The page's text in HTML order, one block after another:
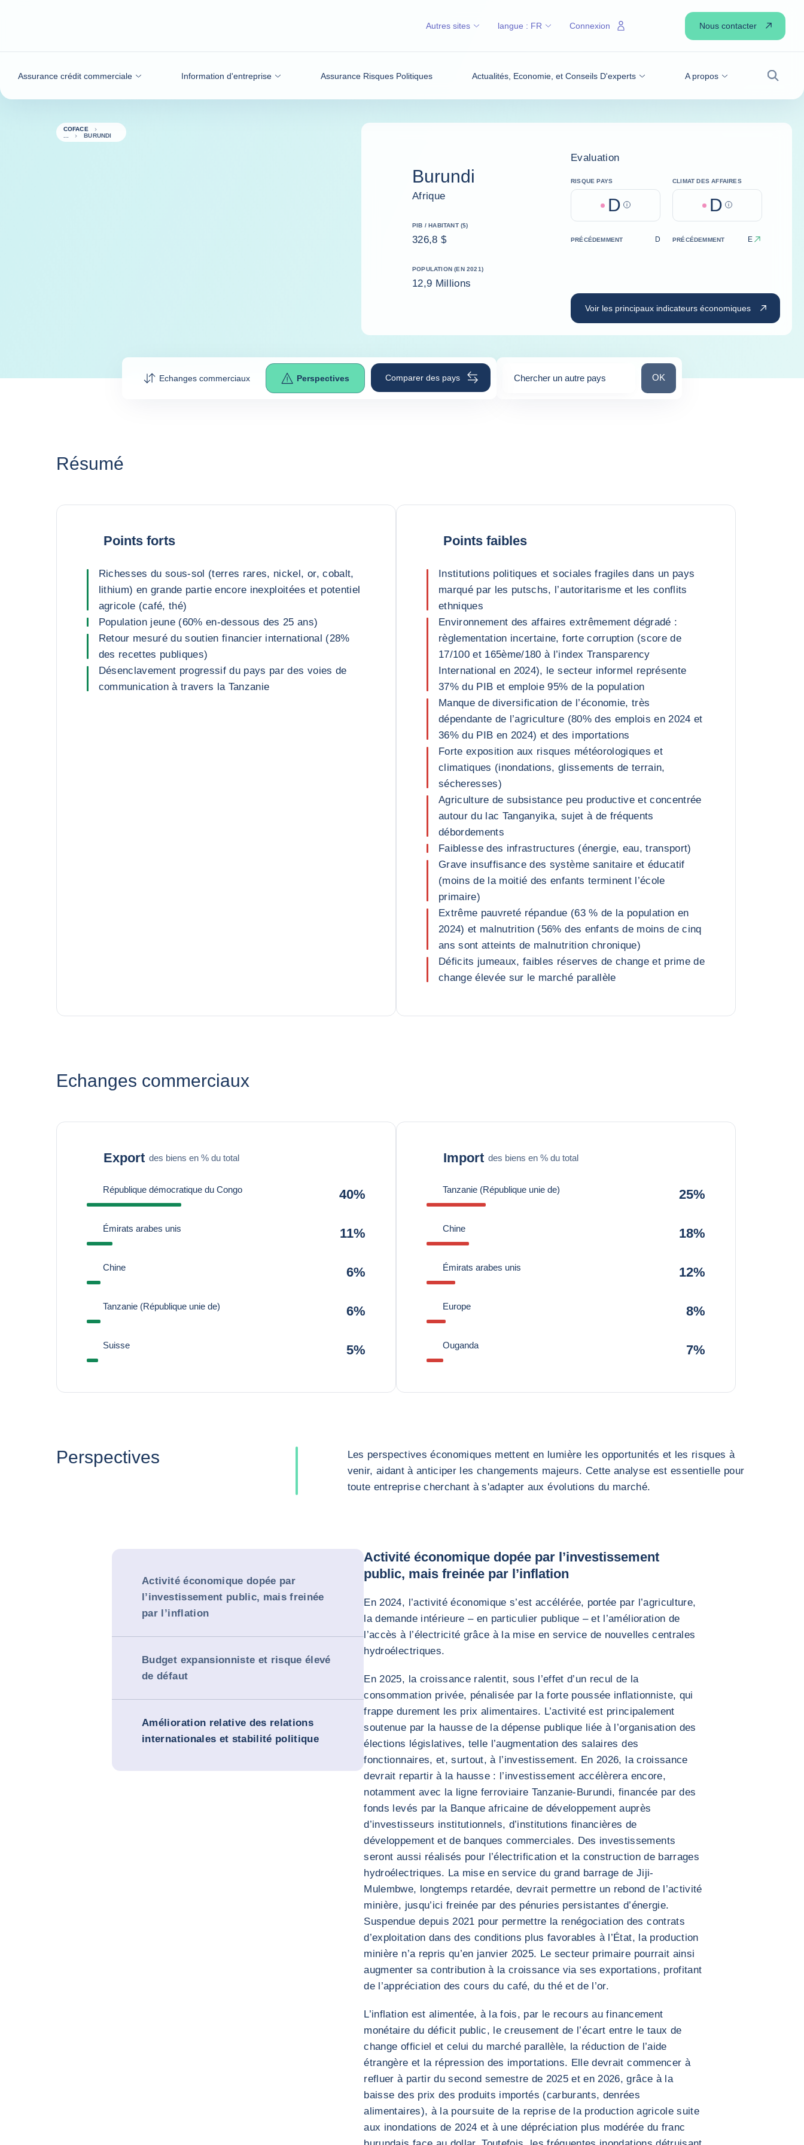
Assurance crédit commerciale Information d'entreprise Assurance Risques Politiques Actualités, Economie, et Conseils D'experts A propos
Autres sites langue : FR Connexion Nous contacter
COFACE
BURUNDI
Burundi
Afrique
PIB / HABITANT ($)
326,8 $
POPULATION (EN 2021)
12,9 Millions
Evaluation
RISQUE PAYS
D Help
CLIMAT DES AFFAIRES
D Help
PRÉCÉDEMMENT D PRÉCÉDEMMENT E
Voir les principaux indicateurs économiques
Echanges commerciaux Perspectives Comparer des pays Chercher un autre pays Chercher un autre pays
OK
Résumé
Points forts
Richesses du sous-sol (terres rares, nickel, or, cobalt,
lithium) en grande partie encore inexploitées et potentiel
agricole (café, thé)
Population jeune (60% en-dessous des 25 ans)
Retour mesuré du soutien financier international (28%
des recettes publiques)
Désenclavement progressif du pays par des voies de
communication à travers la Tanzanie
Points faibles
Institutions politiques et sociales fragiles dans un pays
marqué par les putschs, l’autoritarisme et les conflits
ethniques
Environnement des affaires extrêmement dégradé :
règlementation incertaine, forte corruption (score de
17/100 et 165ème/180 à l’index Transparency
International en 2024), le secteur informel représente
37% du PIB et emploie 95% de la population
Manque de diversification de l’économie, très
dépendante de l’agriculture (80% des emplois en 2024 et
36% du PIB en 2024) et des importations
Forte exposition aux risques météorologiques et
climatiques (inondations, glissements de terrain,
sécheresses)
Agriculture de subsistance peu productive et concentrée
autour du lac Tanganyika, sujet à de fréquents
débordements
Faiblesse des infrastructures (énergie, eau, transport)
Grave insuffisance des système sanitaire et éducatif
(moins de la moitié des enfants terminent l’école
primaire)
Extrême pauvreté répandue (63 % de la population en
2024) et malnutrition (56% des enfants de moins de cinq
ans sont atteints de malnutrition chronique)
Déficits jumeaux, faibles réserves de change et prime de
change élevée sur le marché parallèle
Echanges commerciaux
Export des biens en % du total
République démocratique du Congo 40%
Émirats arabes unis 11%
Chine 6%
Tanzanie (République unie de) 6%
Suisse 5%
Import des biens en % du total
Tanzanie (République unie de) 25%
Chine 18%
Émirats arabes unis 12%
Europe 8%
Ouganda 7%
Perspectives
Les perspectives économiques mettent en lumière les opportunités et les risques à
venir, aidant à anticiper les changements majeurs. Cette analyse est essentielle pour
toute entreprise cherchant à s'adapter aux évolutions du marché.
Activité économique dopée par
l’investissement public, mais freinée
par l’inflation
Budget expansionniste et risque élevé
de défaut
Amélioration relative des relations
internationales et stabilité politique
Activité économique dopée par l’investissement
public, mais freinée par l’inflation
En 2024, l’activité économique s’est accélérée, portée par l’agriculture,
la demande intérieure – en particulier publique – et l’amélioration de
l’accès à l’électricité grâce à la mise en service de nouvelles centrales
hydroélectriques.
En 2025, la croissance ralentit, sous l’effet d’un recul de la
consommation privée, pénalisée par la forte poussée inflationniste, qui
frappe durement les prix alimentaires. L’activité est principalement
soutenue par la hausse de la dépense publique liée à l’organisation des
élections législatives, telle l’augmentation des salaires des
fonctionnaires, et, surtout, à l’investissement. En 2026, la croissance
devrait repartir à la hausse : l’investissement accélèrera encore,
notamment avec la ligne ferroviaire Tanzanie-Burundi, financée par des
fonds levés par la Banque africaine de développement auprès
d’investisseurs institutionnels, d’institutions financières de
développement et de banques commerciales. Des investissements
seront aussi réalisés pour l’électrification et la construction de barrages
hydroélectriques. La mise en service du grand barrage de Jiji-
Mulembwe, longtemps retardée, devrait permettre un rebond de l’activité
minière, jusqu’ici freinée par des pénuries persistantes d’énergie.
Suspendue depuis 2021 pour permettre la renégociation des contrats
d’exploitation dans des conditions plus favorables à l’État, la production
minière n’a repris qu’en janvier 2025. Le secteur primaire pourrait ainsi
augmenter sa contribution à la croissance via ses exportations, profitant
de l’appréciation des cours du café, du thé et de l’or.
L’inflation est alimentée, à la fois, par le recours au financement
monétaire du déficit public, le creusement de l’écart entre le taux de
change officiel et celui du marché parallèle, la réduction de l’aide
étrangère et la répression des importations. Elle devrait commencer à
refluer à partir du second semestre de 2025 et en 2026, grâce à la
baisse des prix des produits importés (carburants, denrées
alimentaires), à la poursuite de la reprise de la production agricole suite
aux inondations de 2024 et à une dépréciation plus modérée du franc